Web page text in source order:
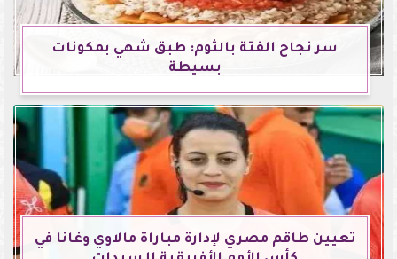
سر نجاح الفتة بالثوم: طبق شهي بمكونات
بسيطة
تعيين طاقم مصري لإدارة مباراة مالاوي وغانا في